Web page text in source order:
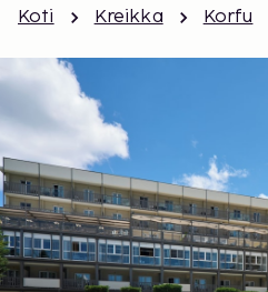
Koti Kreikka Korfu